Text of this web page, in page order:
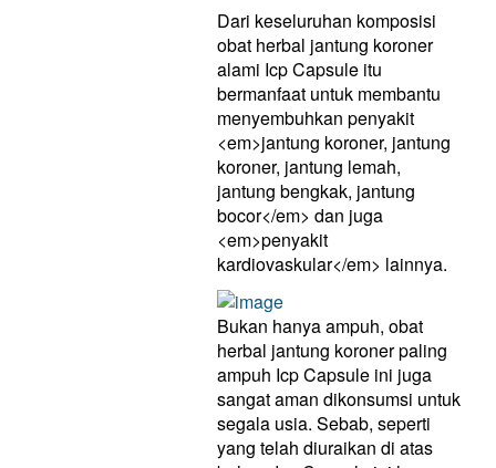
Dari keseluruhan komposisi
obat herbal jantung koroner
alami Icp Capsule itu
bermanfaat untuk membantu
menyembuhkan penyakit
<em>jantung koroner, jantung
koroner, jantung lemah,
jantung bengkak, jantung
bocor</em> dan juga
<em>penyakit
kardiovaskular</em> lainnya.
Bukan hanya ampuh, obat
herbal jantung koroner paling
ampuh Icp Capsule ini juga
sangat aman dikonsumsi untuk
segala usia. Sebab, seperti
yang telah diuraikan di atas